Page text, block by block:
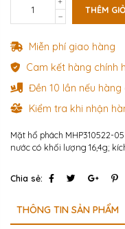
THÊM
Miễn phí giao hàng
Cam kết hàng chính
Đền 10 lần nếu hàng
Kiểm tra khi nhận
Mặt hổ phách MHP310522-
nước có khối lượng 16,4g;
Chia sẻ:
THÔNG TIN SẢN PHẨM